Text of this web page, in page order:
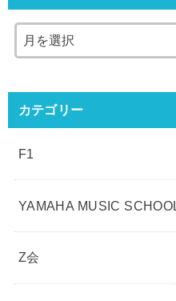
カテゴリー
F1
YAMAHA MUSIC SCHOOL
Z会